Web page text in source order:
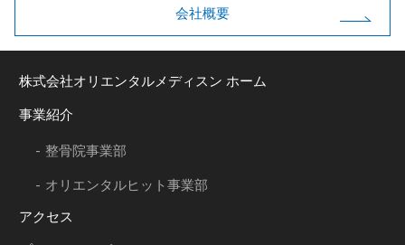
会社概要
株式会社オリエンタルメディスン ホーム
事業紹介
整骨院事業部
オリエンタルヒット事業部
アクセス